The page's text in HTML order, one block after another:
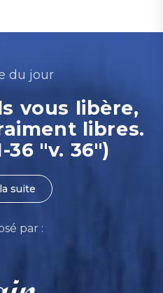
du jour
vous libère,
libres.
36 "v. 36")
suite
par :